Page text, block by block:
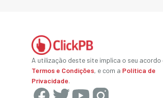
A utilização deste site implica o seu acordo
Termos e Condições, e com a Política de
Privacidade.